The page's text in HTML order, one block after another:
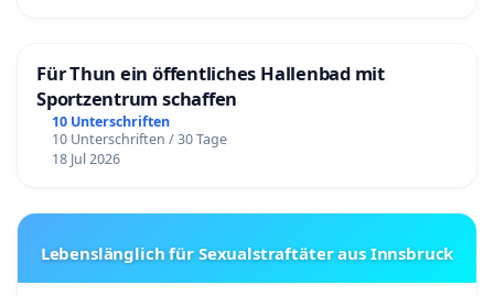
Für Thun ein öffentliches Hallenbad mit
Sportzentrum schaffen
10 Unterschriften
10 Unterschriften / 30 Tage
18 Jul 2026
Lebenslänglich für Sexualstraftäter aus Innsbruck